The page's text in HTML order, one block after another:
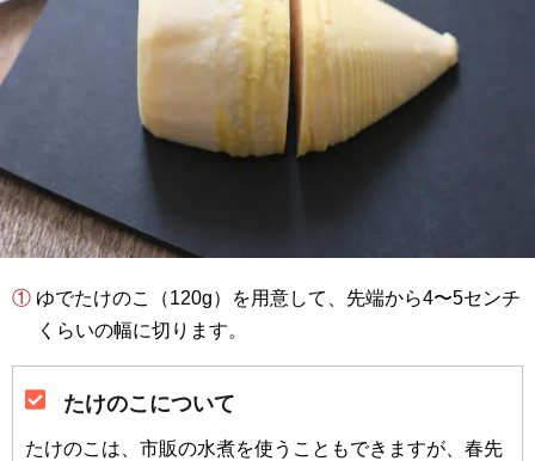
① ゆでたけのこ（120g）を用意して、先端から4〜5センチ
くらいの幅に切ります。
たけのこについて
たけのこは、市販の水煮を使うこともできますが、春先